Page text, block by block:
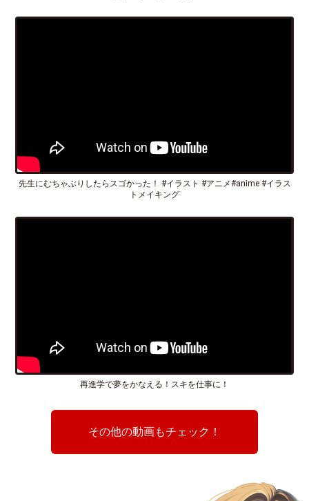
先生にむちゃぶりしたらスゴかった！ #イラスト #アニメ#anime #イラス
トメイキング
再進学で夢をかなえる！スキを仕事に！
その他の動画もチェック！